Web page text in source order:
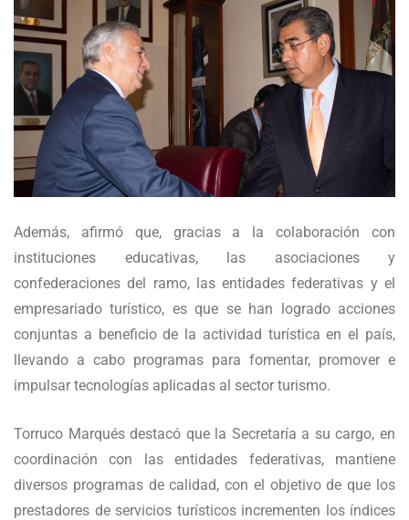
Además, afirmó que, gracias a la colaboración con
instituciones educativas, las asociaciones y
confederaciones del ramo, las entidades federativas y el
empresariado turístico, es que se han logrado acciones
conjuntas a beneficio de la actividad turística en el país,
llevando a cabo programas para fomentar, promover e
impulsar tecnologías aplicadas al sector turismo.
Torruco Marqués destacó que la Secretaría a su cargo, en
coordinación con las entidades federativas, mantiene
diversos programas de calidad, con el objetivo de que los
prestadores de servicios turísticos incrementen los índices